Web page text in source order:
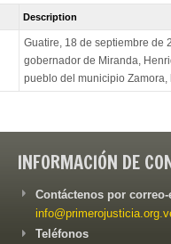
Description
Guatire, 18 de septiembre de
gobernador de Miranda,
pueblo del municipio Zamora,
INFORMACIÓN DE
Contáctenos por
Teléfonos